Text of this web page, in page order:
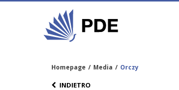
Homepage / Media / Orczy
INDIETRO